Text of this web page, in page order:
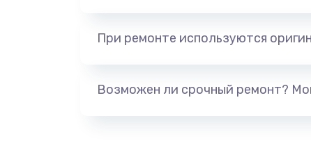
При ремонте используются
Возможен ли срочный ремонт?